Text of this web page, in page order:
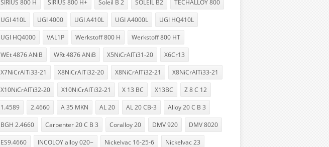
SIRIUS 800 H SIRIUS 800 H+ Soleil B 2 SOLEIL B2 TECHALLOY 800
UGI 410L UGI 4000 UGI A410L UGI A4000L UGI HQ410L
UGI HQ4000 VAL1P Werkstoff 800 H Werkstoff 800 HT
WEt 4876 ANiB WRt 4876 ANiB X5NiCrAlTi31-20 X6Cr13
X7NiCrAlTi33-21 X8NiCrAlTi32-20 X8NiCrAlTi32-21 X8NiCrAlTi33-21
X10NiCrAlTi32-20 X10NiCrAlTi32-21 X 13 BC X13BC Z 8 C 12
1.4589 2.4660 A 35 MKN AL 20 AL 20 CB-3 Alloy 20 C B 3
BGH 2.4660 Carpenter 20 C B 3 Coralloy 20 DMV 920 DMV 8020
ES9.4660 INCOLOY alloy 020~ Nickelvac 16-25-6 Nickelvac 23